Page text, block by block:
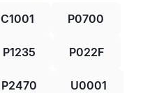
C1001 P0700
P1235 P022F
P2470 U0001